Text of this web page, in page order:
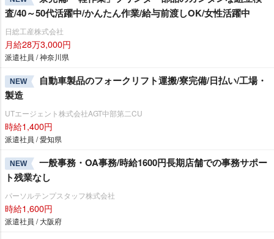
査/40～50代活躍中/かんたん作業/給与前渡しOK/女性活躍中
日総工産株式会社
月給28万3,000円
派遣社員 / 神奈川県
NEW
自動車製品のフォークリフト運搬/寮完備/日払い/工場・
製造
UTエージェント株式会社AGT中部第二CU
時給1,400円
派遣社員 / 愛知県
NEW
一般事務・OA事務/時給1600円長期店舗での事務サポー
ト残業なし
パーソルテンプスタッフ株式会社
時給1,600円
派遣社員 / 大阪府